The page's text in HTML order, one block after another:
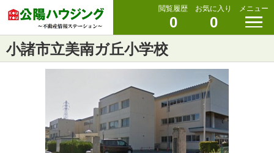
閲覧履歴
0
お気に入り
0
メニュー
小諸市立美南ガ丘小学校